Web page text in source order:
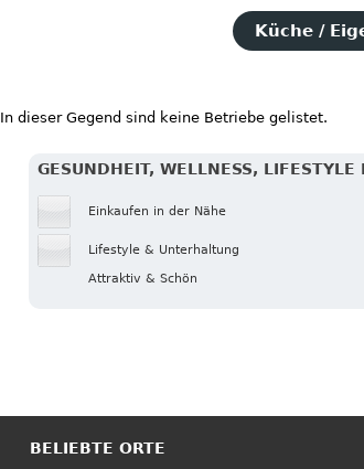
Küche /
In dieser Gegend sind keine Betriebe gelistet.
GESUNDHEIT, WELLNESS,
Einkaufen in der Nähe
Lifestyle & Unterhaltung
Attraktiv & Schön
BELIEBTE ORTE